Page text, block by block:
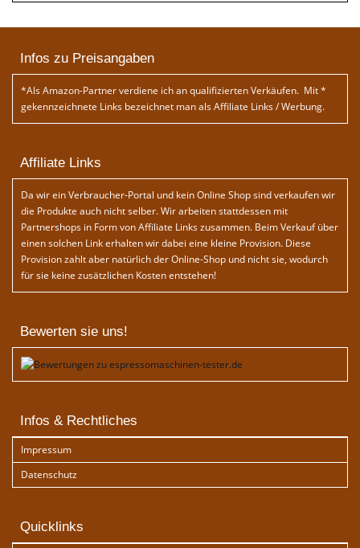
Infos zu Preisangaben
*Als Amazon-Partner verdiene ich an qualifizierten Verkäufen. Mit *
gekennzeichnete Links bezeichnet man als Affiliate Links / Werbung.
Affiliate Links
Da wir ein Verbraucher-Portal und kein Online Shop sind verkaufen wir
die Produkte auch nicht selber. Wir arbeiten stattdessen mit
Partnershops in Form von Affiliate Links zusammen. Beim Verkauf über
einen solchen Link erhalten wir dabei eine kleine Provision. Diese
Provision zahlt aber natürlich der Online-Shop und nicht sie, wodurch
für sie keine zusätzlichen Kosten entstehen!
Bewerten sie uns!
Infos & Rechtliches
Impressum
Datenschutz
Quicklinks